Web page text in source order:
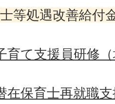
等処遇改善給付
育て支援員研修
在保育士再就職